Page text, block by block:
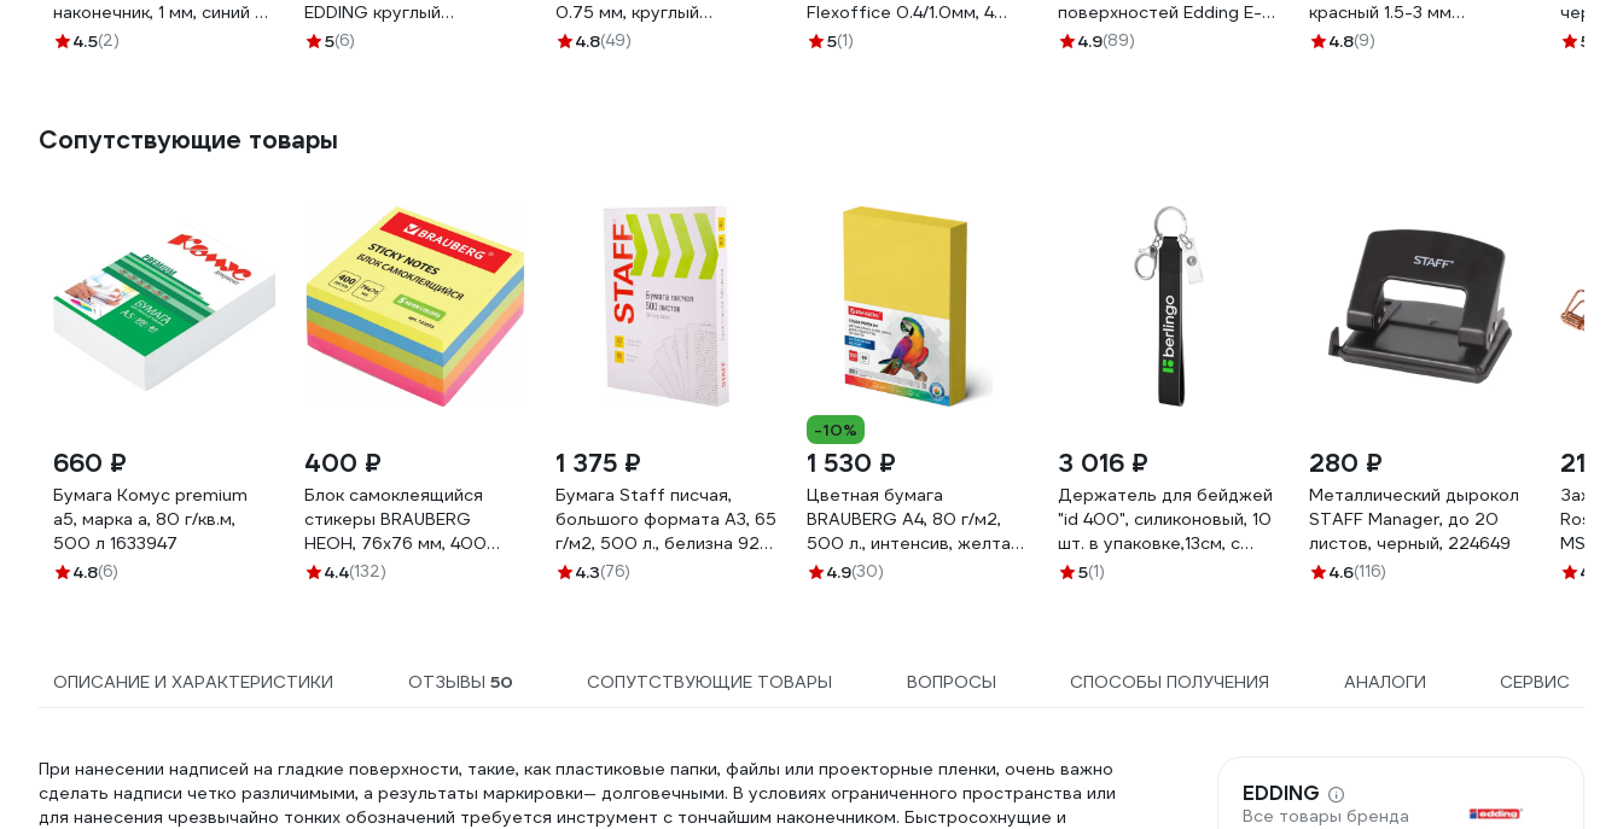
наконечник, 1 мм, синий E-
400#3
4.5(2)
EDDING круглый
наконечник, 1.0 мм,
5(6)
0.75 мм, круглый
наконечник 48284
4.8(49)
Flexoffice 0.4/1.0мм, 4
цвета FO-PM01/4B
5(1)
поверхностей Edding E-
141/2 F красный, 0.6 мм
4.9(89)
красный 1.5-3 мм
металлический корпус
4.8(9) 5
Сопутствующие товары
660 ₽
Бумага Комус premium
а5, марка а, 80 г/кв.м,
500 л 1633947
4.8(6)
400 ₽
Блок самоклеящийся
стикеры BRAUBERG
НЕОН, 76х76 мм, 400
листов, 5 цвета 122855
4.4(132)
1 375 ₽
Бумага Staff писчая,
большого формата А3, 65
г/м2, 500 л., белизна 92
(ISO) 114213
4.3(76)
-10%
1 530 ₽
Цветная бумага
BRAUBERG А4, 80 г/м2,
500 л., интенсив, желтая,
для офисной техники
4.9(30)
3 016 ₽
Держатель для бейджей
"id 400", силиконовый, 10
шт. в упаковке,13см, с
карабином и клипом,
5(1)
280 ₽
Металлический дырокол
STAFF Manager, до 20
листов, черный, 224649
4.6(116)
213
Rose
4.8
ОПИСАНИЕ И ХАРАКТЕРИСТИКИ ОТЗЫВЫ 50 СОПУТСТВУЮЩИЕ ТОВАРЫ ВОПРОСЫ СПОСОБЫ ПОЛУЧЕНИЯ АНАЛОГИ СЕРВИС
При нанесении надписей на гладкие поверхности, такие, как пластиковые папки, файлы или проекторные пленки, очень важно
сделать надписи четко различимыми, а результаты маркировки— долговечными. В условиях ограниченного пространства или
для нанесения чрезвычайно тонких обозначений требуется инструмент с тончайшим наконечником. Быстросохнущие и
EDDING
Все товары бренда